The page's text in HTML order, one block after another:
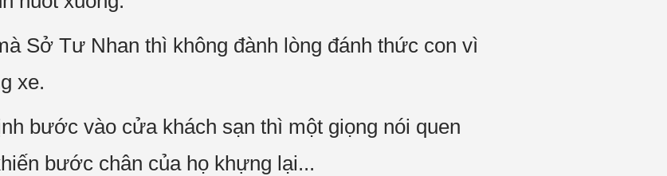
Sở Tư Nhan thì không đành lòng đánh thức con vì
xe.
bước vào cửa khách sạn thì một giọng nói quen
bước chân của họ khựng lại...